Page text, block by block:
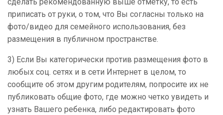
приписать от руки, о том, что Вы согласны только на
фото/видео для семейного использования, без
размещения в публичном пространстве.
3) Если Вы категорически против размещения фото в
любых соц. сетях и в сети Интернет в целом, то
сообщите об этом другим родителям, попросите их не
публиковать общие фото, где можно четко увидеть и
узнать Вашего ребенка, либо редактировать фото